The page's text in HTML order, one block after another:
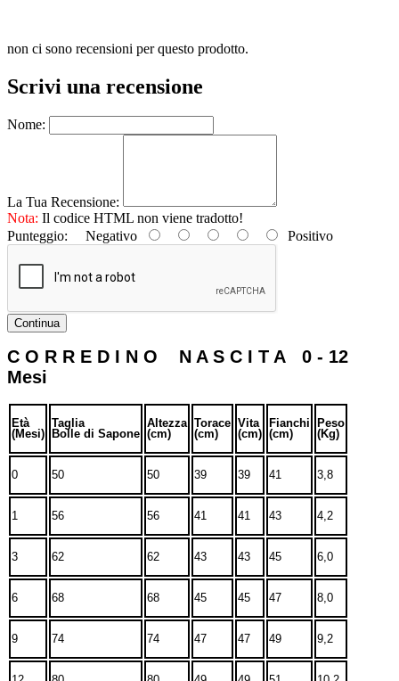
non ci sono recensioni per questo prodotto.
Scrivi una recensione
Nome:
La Tua Recensione:
Nota: Il codice HTML non viene tradotto!
Punteggio: Negativo Positivo
Continua
C O R R E D I N O N A S C I T A 0 - 12
Mesi
Età
(Mesi)
Taglia
Bolle di Sapone
Altezza
(cm)
Torace
(cm)
Vita
(cm)
Fianchi
(cm)
Peso
(Kg)
0 50 50 39 39 41 3,8
1 56 56 41 41 43 4,2
3 62 62 43 43 45 6,0
6 68 68 45 45 47 8,0
9 74 74 47 47 49 9,2